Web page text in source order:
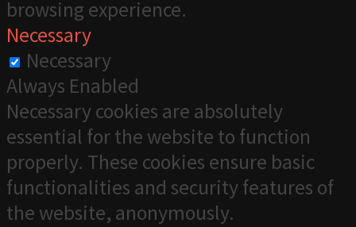
browsing experience.
Necessary
Necessary
Always Enabled
Necessary cookies are absolutely
essential for the website to function
properly. These cookies ensure basic
functionalities and security features of
the website, anonymously.